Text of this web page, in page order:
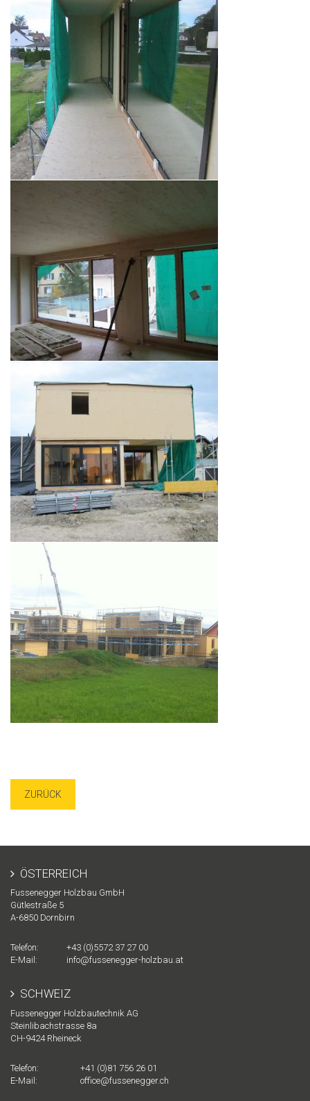
ZURÜCK
ÖSTERREICH
Fussenegger Holzbau GmbH
Gütlestraße 5
A-6850 Dornbirn
Telefon:
+43 (0)5572 37 27 00
E-Mail:
info@fussenegger-holzbau.at
SCHWEIZ
Fussenegger Holzbautechnik AG
Steinlibachstrasse 8a
CH-9424 Rheineck
Telefon:
+41 (0)81 756 26 01
E-Mail:
office@fussenegger.ch